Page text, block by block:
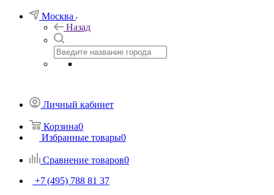
Москва
Назад
Личный кабинет
Корзина0
Избранные товары0
Сравнение товаров0
+7 (495) 788 81 37